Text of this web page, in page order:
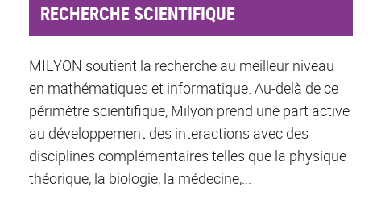
RECHERCHE SCIENTIFIQUE
MILYON soutient la recherche au meilleur niveau
en mathématiques et informatique. Au-delà de ce
périmètre scientifique, Milyon prend une part active
au développement des interactions avec des
disciplines complémentaires telles que la physique
théorique, la biologie, la médecine,...